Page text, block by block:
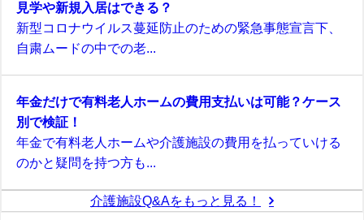
見学や新規入居はできる？
新型コロナウイルス蔓延防止のための緊急事態宣言下、
自粛ムードの中での老...
年金だけで有料老人ホームの費用支払いは可能？ケース
別で検証！
年金で有料老人ホームや介護施設の費用を払っていける
のかと疑問を持つ方も...
介護施設Q&Aをもっと見る！